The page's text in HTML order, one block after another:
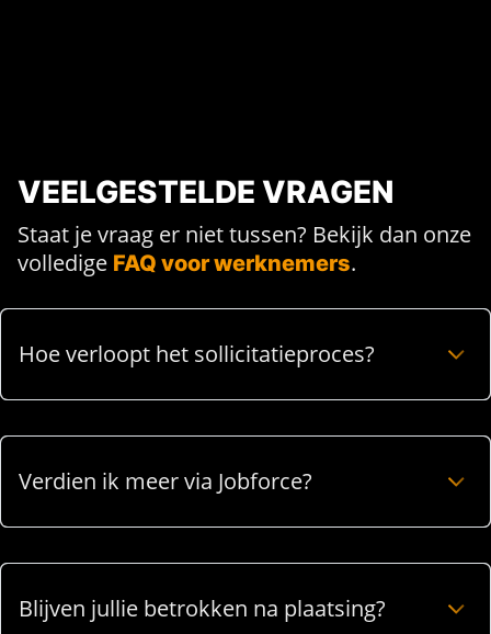
VEELGESTELDE VRAGEN
Staat je vraag er niet tussen? Bekijk dan onze
volledige FAQ voor werknemers.
Hoe verloopt het sollicitatieproces?
Verdien ik meer via Jobforce?
Blijven jullie betrokken na plaatsing?